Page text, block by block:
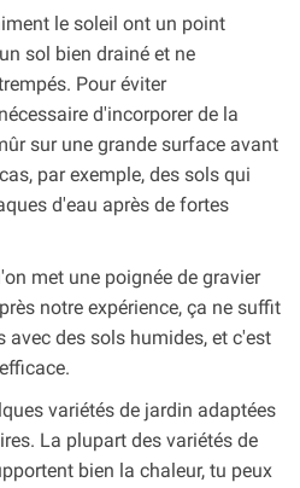
le soleil ont un point
sol bien drainé et ne
Pour éviter
d'incorporer de la
sur une grande surface avant
par exemple, des sols qui
d'eau après de fortes
met une poignée de gravier
notre expérience, ça ne suffit
avec des sols humides, et c'est
variétés de jardin adaptées
La plupart des variétés de
bien la chaleur, tu peux